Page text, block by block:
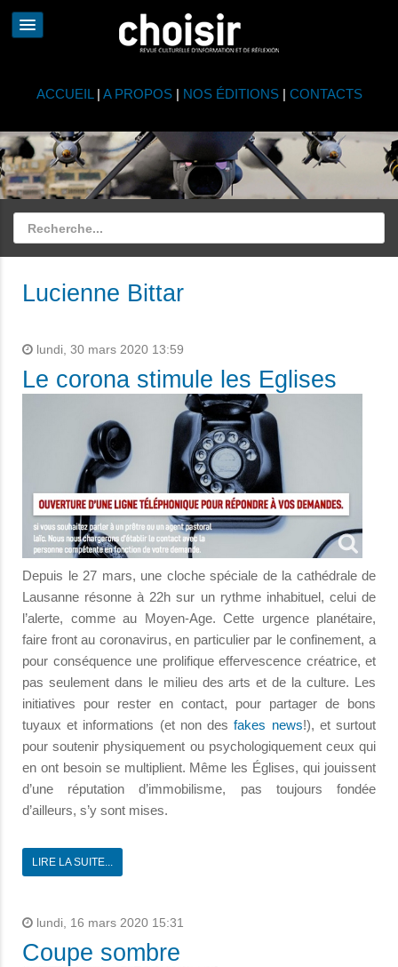
ACCUEIL | A PROPOS| NOS ÉDITIONS| CONTACTS
Lucienne Bittar
lundi, 30 mars 2020 13:59
Le corona stimule les Eglises
Depuis le 27 mars, une cloche spéciale de la cathédrale de
Lausanne résonne à 22h sur un rythme inhabituel, celui de
l’alerte, comme au Moyen-Age. Cette urgence planétaire,
faire front au coronavirus, en particulier par le confinement, a
pour conséquence une prolifique effervescence créatrice, et
pas seulement dans le milieu des arts et de la culture. Les
initiatives pour rester en contact, pour partager de bons
tuyaux et informations (et non desfakes news!), et surtout
pour soutenir physiquement ou psychologiquement ceux qui
en ont besoin se multiplient. Même les Églises, qui jouissent
d’une réputation d’immobilisme, pas toujours fondée
d’ailleurs, s’y sont mises.
LIRE LA SUITE...
lundi, 16 mars 2020 15:31
Coupe sombre